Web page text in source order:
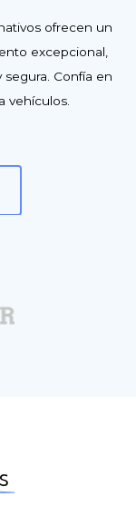
ofrecen un
excepcional,
Confía en
vehículos.